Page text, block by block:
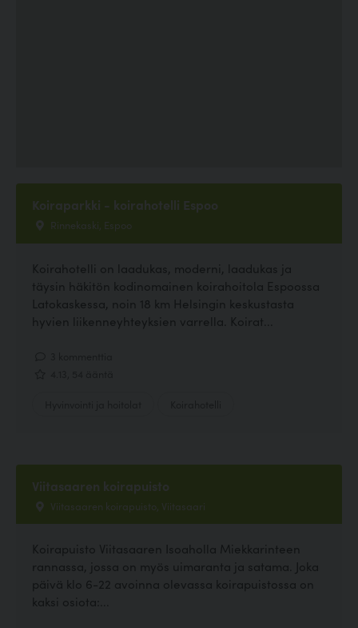
Koiraparkki - koirahotelli Espoo
Rinnekaski, Espoo
Koirahotelli on laadukas, moderni, laadukas ja
täysin häkitön kodinomainen koirahoitola Espoossa
Latokaskessa, noin 18 km Helsingin keskustasta
hyvien liikenneyhteyksien varrella. Koirat...
Viitasaaren koirapuisto
Viitasaaren koirapuisto, Viitasaari
Koirapuisto Viitasaaren Isoaholla Miekkarinteen
rannassa, jossa on myös uimaranta ja satama. Joka
päivä klo 6-22 avoinna olevassa koirapuistossa on
kaksi osiota:...